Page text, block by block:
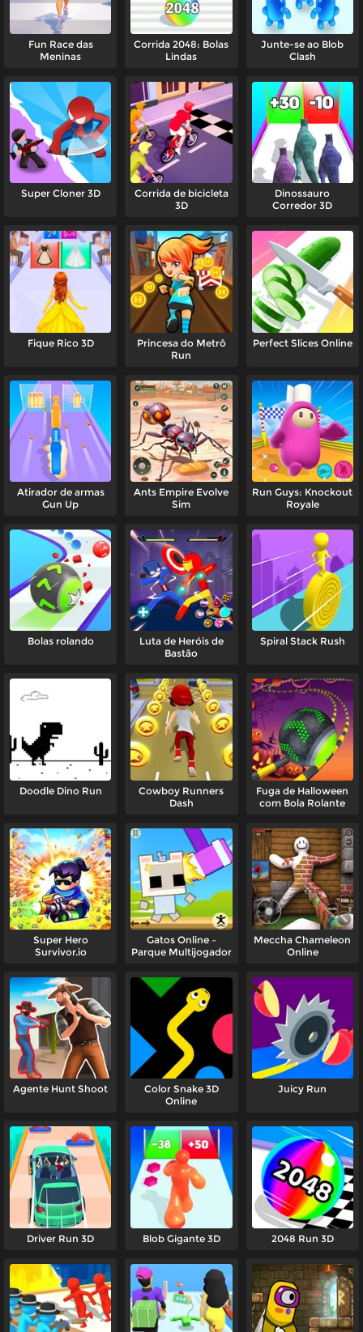
Fun Race das
Meninas
Corrida 2048: Bolas
Lindas
Junte-se ao Blob
Clash
Super Cloner 3D
Corrida de bicicleta
3D
Dinossauro
Corredor 3D
Fique Rico 3D
Princesa do Metrô
Run
Perfect Slices Online
Atirador de armas
Gun Up
Ants Empire Evolve
Sim
Run Guys: Knockout
Royale
Bolas rolando
Luta de Heróis de
Bastão
Spiral Stack Rush
Doodle Dino Run
Cowboy Runners
Dash
Fuga de Halloween
com Bola Rolante
Super Hero
Survivor.io
Gatos Online –
Parque Multijogador
Meccha Chameleon
Online
Agente Hunt Shoot
Color Snake 3D
Online
Juicy Run
Driver Run 3D Blob Gigante 3D 2048 Run 3D